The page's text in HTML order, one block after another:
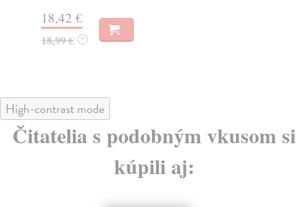
18,42 €
18,99 € ?
High-contrast mode
Čitatelia s podobným vkusom si
kúpili aj: